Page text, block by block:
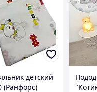
детский
(Ранфорс)